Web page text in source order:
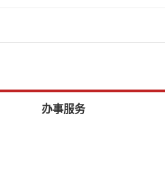
办事服务